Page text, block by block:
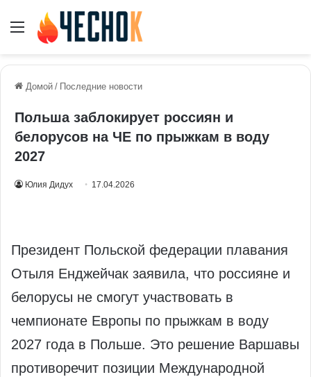
Меню
Домой / Последние новости
Польша заблокирует россиян и
белорусов на ЧЕ по прыжкам в воду
2027
Юлия Дидух 17.04.2026
Президент Польской федерации плавания
Отыля Енджейчак заявила, что россияне и
белорусы не смогут участвовать в
чемпионате Европы по прыжкам в воду
2027 года в Польше. Это решение Варшавы
противоречит позиции Международной